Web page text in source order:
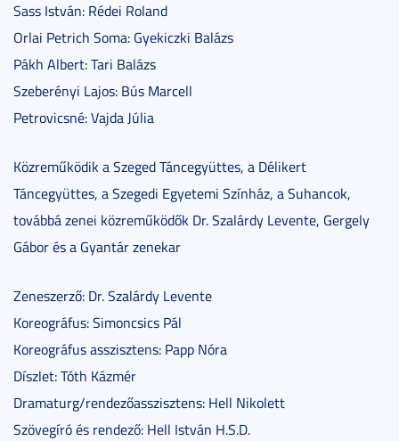
Sass István: Rédei Roland
Orlai Petrich Soma: Gyekiczki Balázs
Pákh Albert: Tari Balázs
Szeberényi Lajos: Bús Marcell
Petrovicsné: Vajda Júlia
Közreműködik a Szeged Táncegyüttes, a Délikert
Táncegyüttes, a Szegedi Egyetemi Színház, a Suhancok,
továbbá zenei közreműködők Dr. Szalárdy Levente, Gergely
Gábor és a Gyantár zenekar
Zeneszerző: Dr. Szalárdy Levente
Koreográfus: Simoncsics Pál
Koreográfus asszisztens: Papp Nóra
Díszlet: Tóth Kázmér
Dramaturg/rendezőasszisztens: Hell Nikolett
Szövegíró és rendező: Hell István H.S.D.